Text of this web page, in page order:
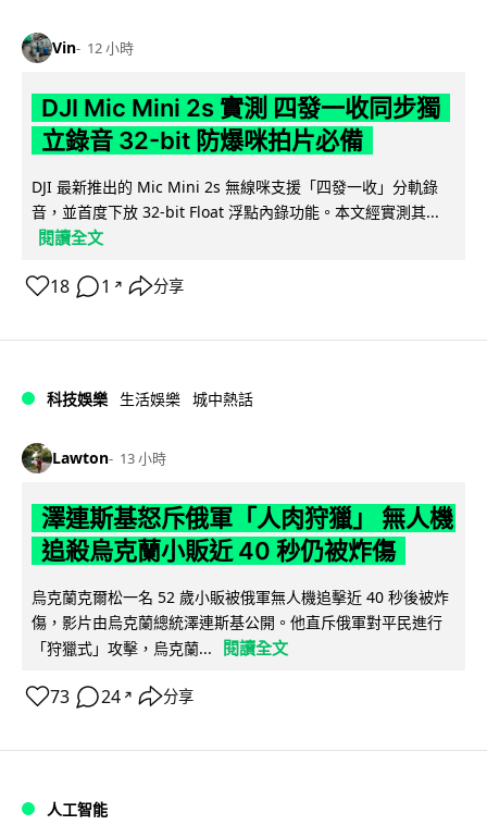
Vin 12 小時
DJI Mic Mini 2s 實測 四發一收同步獨
立錄音 32-bit 防爆咪拍片必備
DJI 最新推出的 Mic Mini 2s 無線咪支援「四發一收」分軌錄
音，並首度下放 32-bit Float 浮點內錄功能。本文經實測其...
閱讀全文
18 1 ↗ 分享
科技娛樂 生活娛樂 城中熱話
Lawton 13 小時
澤連斯基怒斥俄軍「人肉狩獵」 無人機
追殺烏克蘭小販近 40 秒仍被炸傷
烏克蘭克爾松一名 52 歲小販被俄軍無人機追擊近 40 秒後被炸
傷，影片由烏克蘭總統澤連斯基公開。他直斥俄軍對平民進行
「狩獵式」攻擊，烏克蘭...
閱讀全文
73 24 ↗ 分享
人工智能